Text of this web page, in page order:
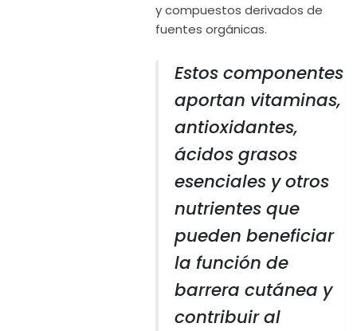
y compuestos derivados de
fuentes orgánicas.
Estos componentes
aportan vitaminas,
antioxidantes,
ácidos grasos
esenciales y otros
nutrientes que
pueden beneficiar
la función de
barrera cutánea y
contribuir al